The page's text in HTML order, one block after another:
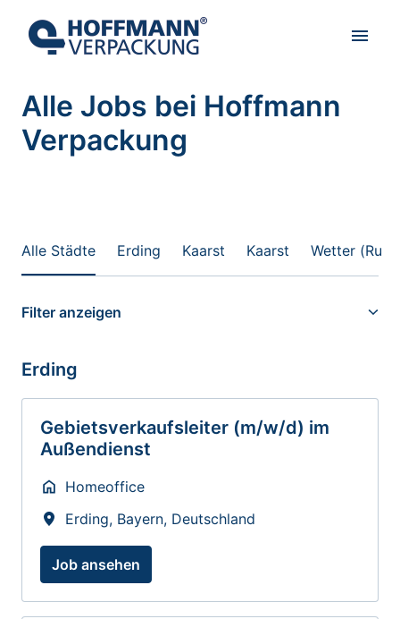
Inhalt
springenStartseite
Alle Jobs bei Hoffmann
Verpackung
Alle Städte Erding Kaarst Kaarst Wetter (Ruhr)
Filter anzeigen
Erding
Gebietsverkaufsleiter (m/w/d) im
Außendienst
Homeoffice
Erding, Bayern, Deutschland
Job ansehen